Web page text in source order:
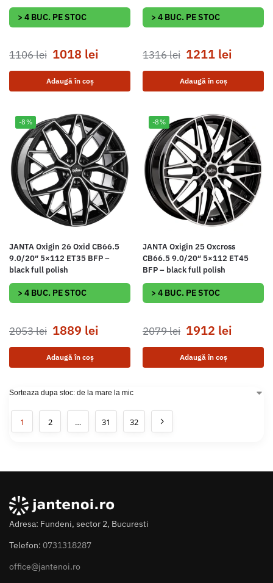
> 4 BUC. PE STOC
1106lei 1018 lei
Adaugă în coș
> 4 BUC. PE STOC
1316lei 1211 lei
Adaugă în coș
-8%
JANTA Oxigin 26 Oxid CB66.5
9.0/20″ 5×112 ET35 BFP –
black full polish
> 4 BUC. PE STOC
2053lei 1889 lei
Adaugă în coș
-8%
JANTA Oxigin 25 Oxcross
CB66.5 9.0/20″ 5×112 ET45
BFP – black full polish
> 4 BUC. PE STOC
2079lei 1912 lei
Adaugă în coș
1 2 … 31 32
Adresa: Fundeni, sector 2, Bucuresti
Telefon: 0731318287
office@jantenoi.ro